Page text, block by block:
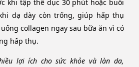
khi tập thể dục 30 phút hoặc buổi
dạ dày còn trống, giúp hấp thụ
collagen ngay sau bữa ăn vì có
hấp thụ.
lợi ích cho sức khỏe và làn da,